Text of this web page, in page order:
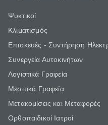
Ψυκτικοί
Κλιματισμός
Επισκευές - Συντήρηση
Συνεργεία Αυτοκινήτων
Λογιστικά Γραφεία
Μεσιτικά Γραφεία
Μετακομίσεις και Μεταφορές
Ορθοπαιδικοί Ιατροί